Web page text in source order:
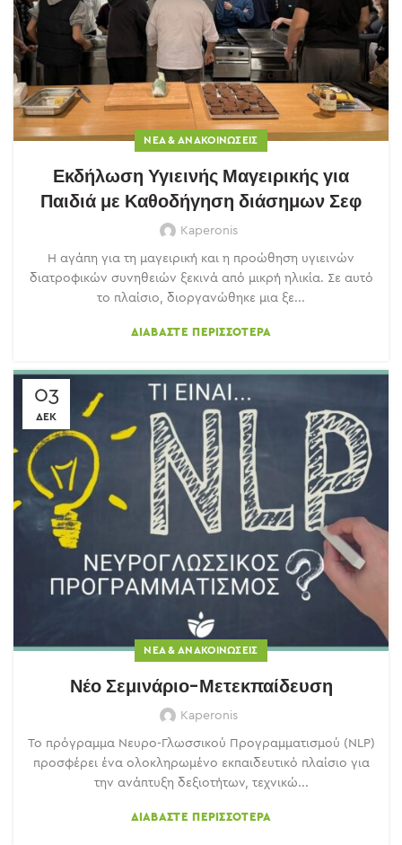
ΝΈΑ & ΑΝΑΚΟΙΝΏΣΕΙΣ
Εκδήλωση Υγιεινής Μαγειρικής για
Παιδιά με Καθοδήγηση διάσημων Σεφ
Kaperonis
Η αγάπη για τη μαγειρική και η προώθηση υγιεινών
διατροφικών συνηθειών ξεκινά από μικρή ηλικία. Σε αυτό
το πλαίσιο, διοργανώθηκε μια ξε...
ΔΙΑΒΆΣΤΕ ΠΕΡΙΣΣΌΤΕΡΑ
03
ΔΕΚ
ΝΈΑ & ΑΝΑΚΟΙΝΏΣΕΙΣ
Νέο Σεμινάριο-Μετεκπαίδευση
Kaperonis
Το πρόγραμμα Νευρο-Γλωσσικού Προγραμματισμού (NLP)
προσφέρει ένα ολοκληρωμένο εκπαιδευτικό πλαίσιο για
την ανάπτυξη δεξιοτήτων, τεχνικώ...
ΔΙΑΒΆΣΤΕ ΠΕΡΙΣΣΌΤΕΡΑ